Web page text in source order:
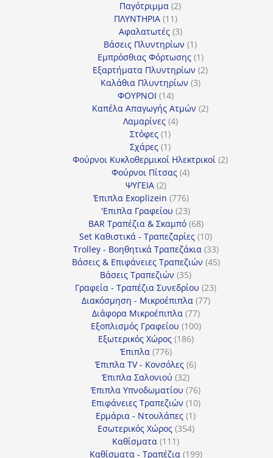
Παγότριμμα 22
ΠΛΥΝΤΗΡΙΑ 1111
προϊόντα
Αφαλατωτές 33
προϊόντα
Βάσεις Πλυντηρίων 11
προϊόν
Εμπρόσθιας Φόρτωσης 11
προϊόν
Εξαρτήματα Πλυντηρίων 22
Καλάθια Πλυντηρίων 33
ΦΟΥΡΝΟΙ 1414
προϊόντα
Καπέλα Απαγωγής Ατμών 22
Λαμαρίνες 44
Στόφες 11
προϊόν
Σχάρες 11
προϊόν
Φούρνοι Κυκλοθερμικοί Ηλεκτρικοί 22
Φούρνοι Πίτσας 44
ΨΥΓΕΙΑ 22
προϊόντα
Έπιπλα Exoplizein 776776
προϊόντα
'Επιπλα Γραφείου 2323
προϊόντα
BAR Τραπέζια & Σκαμπό 6868
προϊόντα
Set Καθιστικά - Τραπεζαρίες 1010
προϊόντα
Trolley - Βοηθητικά Τραπεζάκια 3333
προϊόντα
Βάσεις & Επιφάνειες Τραπεζιών 4545
Βάσεις Τραπεζιών 3535
προϊόντα
Γραφεία - Τραπέζια Συνεδρίου 2323
Διακόσμηση - Μικροέπιπλα 7777
Διάφορα Μικροέπιπλα 7777
προϊόντα
Εξοπλισμός Γραφείου 100100
Εξωτερικός Χώρος 186186
Έπιπλα 776776
προϊόντα
Έπιπλα TV - Κονσόλες 66
Έπιπλα Σαλονιού 3232
προϊόντα
Έπιπλα Υπνοδωματίου 7676
προϊόντα
Επιφάνειες Τραπεζιών 1010
Ερμάρια - Ντουλάπες 11
προϊόν
Εσωτερικός Χώρος 354354
Καθίσματα 111111
προϊόντα
Καθίσματα - Τραπέζια 199199